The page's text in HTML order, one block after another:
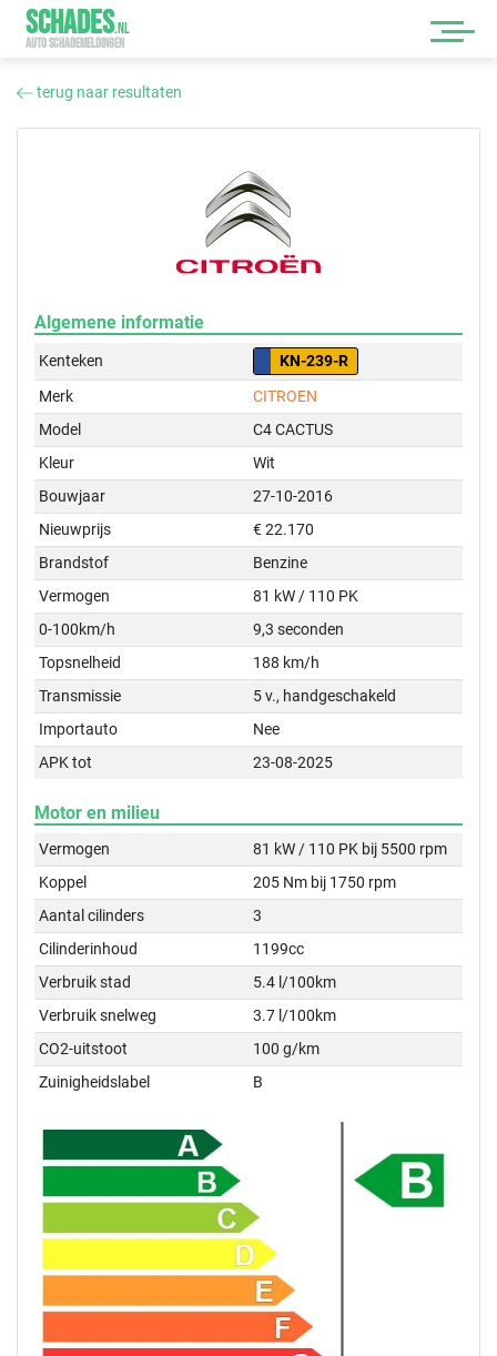
SCHADES.NL
AUTO SCHADEMELDINGEN
terug naar resultaten
Algemene informatie
Kenteken
KN-239-R
Merk
CITROEN
Model
C4 CACTUS
Kleur
Wit
Bouwjaar
27-10-2016
Nieuwprijs
€ 22.170
Brandstof
Benzine
Vermogen
81 kW / 110 PK
0-100km/h
9,3 seconden
Topsnelheid
188 km/h
Transmissie
5 v., handgeschakeld
Importauto
Nee
APK tot
23-08-2025
Motor en milieu
Vermogen
81 kW / 110 PK bij 5500 rpm
Koppel
205 Nm bij 1750 rpm
Aantal cilinders
3
Cilinderinhoud
1199cc
Verbruik stad
5.4 l/100km
Verbruik snelweg
3.7 l/100km
CO2-uitstoot
100 g/km
Zuinigheidslabel
B